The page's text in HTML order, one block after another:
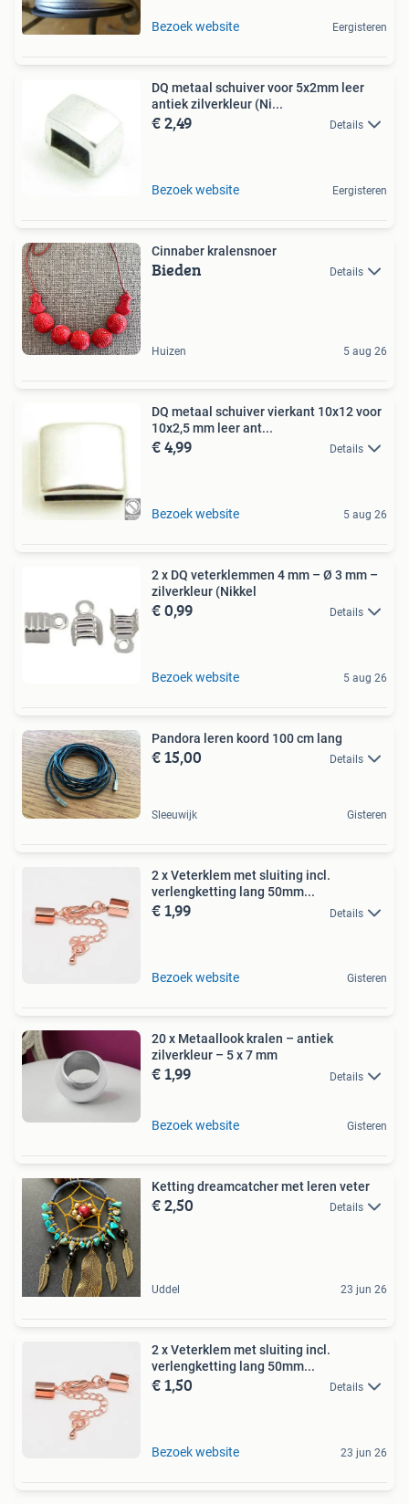
Bezoek website Eergisteren
DQ metaal schuiver voor 5x2mm leer
antiek zilverkleur (Ni...
€ 2,49 Details
Bezoek website Eergisteren
Cinnaber kralensnoer
Bieden Details
Huizen 5 aug 26
DQ metaal schuiver vierkant 10x12 voor
10x2,5 mm leer ant...
€ 4,99 Details
Bezoek website 5 aug 26
2 x DQ veterklemmen 4 mm – Ø 3 mm –
zilverkleur (Nikkel
€ 0,99 Details
Bezoek website 5 aug 26
Pandora leren koord 100 cm lang
€ 15,00 Details
Sleeuwijk Gisteren
2 x Veterklem met sluiting incl.
verlengketting lang 50mm...
€ 1,99 Details
Bezoek website Gisteren
20 x Metaallook kralen – antiek
zilverkleur – 5 x 7 mm
€ 1,99 Details
Bezoek website Gisteren
Ketting dreamcatcher met leren veter
€ 2,50 Details
Uddel 23 jun 26
2 x Veterklem met sluiting incl.
verlengketting lang 50mm...
€ 1,50 Details
Bezoek website 23 jun 26